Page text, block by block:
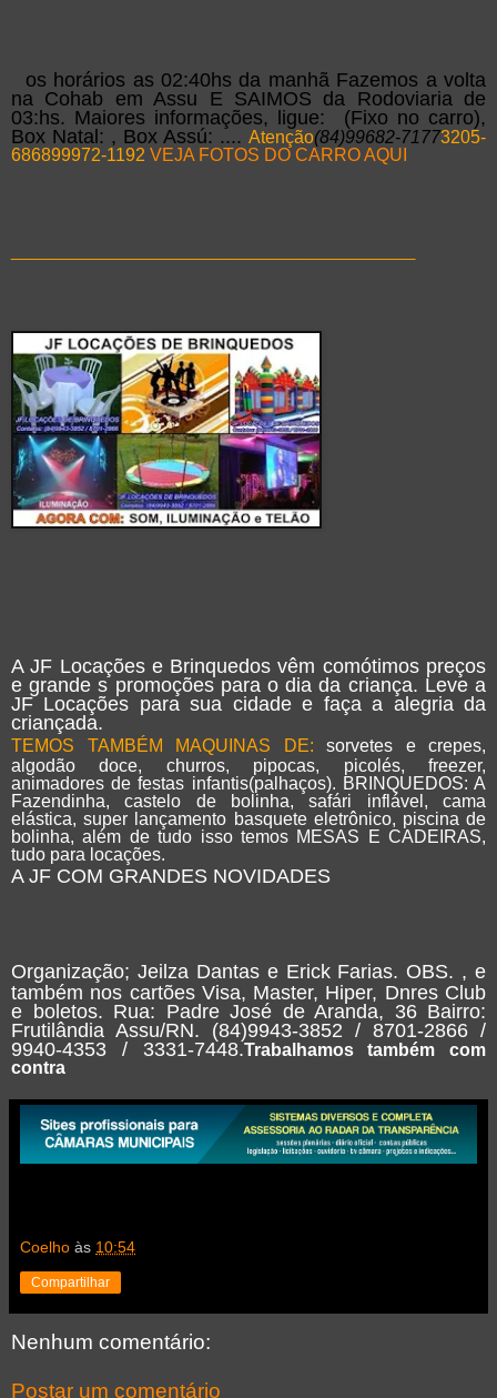
os horários as 02:40hs da manhã Fazemos a volta
na Cohab em Assu E SAIMOS da Rodoviaria de
03:hs. Maiores informações, ligue: (Fixo no carro),
Box Natal: , Box Assú: .... Atenção(84)99682-71773205-
686899972-1192 VEJA FOTOS DO CARRO AQUI
A JF Locações e Brinquedos vêm comótimos preços
e grande s promoções para o dia da criança. Leve a
JF Locações para sua cidade e faça a alegria da
criançada.
TEMOS TAMBÉM MAQUINAS DE: sorvetes e crepes,
algodão doce, churros, pipocas, picolés, freezer,
animadores de festas infantis(palhaços). BRINQUEDOS: A
Fazendinha, castelo de bolinha, safári inflável, cama
elástica, super lançamento basquete eletrônico, piscina de
bolinha, além de tudo isso temos MESAS E CADEIRAS,
tudo para locações.
A JF COM GRANDES NOVIDADES
Organização; Jeilza Dantas e Erick Farias. OBS. , e
também nos cartões Visa, Master, Hiper, Dnres Club
e boletos. Rua: Padre José de Aranda, 36 Bairro:
Frutilândia Assu/RN. (84)9943-3852 / 8701-2866 /
9940-4353 / 3331-7448.Trabalhamos também com
contra
Coelho às 10:54
Compartilhar
Nenhum comentário:
Postar um comentário